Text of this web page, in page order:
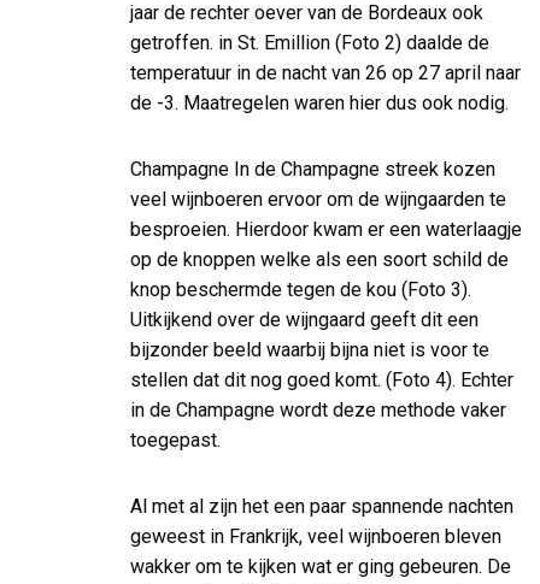
jaar de rechter oever van de Bordeaux ook
getroffen. in St. Emillion (Foto 2) daalde de
temperatuur in de nacht van 26 op 27 april naar
de -3. Maatregelen waren hier dus ook nodig.
Champagne In de Champagne streek kozen
veel wijnboeren ervoor om de wijngaarden te
besproeien. Hierdoor kwam er een waterlaagje
op de knoppen welke als een soort schild de
knop beschermde tegen de kou (Foto 3).
Uitkijkend over de wijngaard geeft dit een
bijzonder beeld waarbij bijna niet is voor te
stellen dat dit nog goed komt. (Foto 4). Echter
in de Champagne wordt deze methode vaker
toegepast.
Al met al zijn het een paar spannende nachten
geweest in Frankrijk, veel wijnboeren bleven
wakker om te kijken wat er ging gebeuren. De